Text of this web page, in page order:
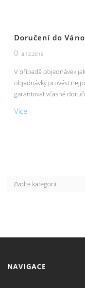
Doručení do
8.12.2019
V případě objednávek
objednávky provést
garantovat včasné
Více
NAVIGACE